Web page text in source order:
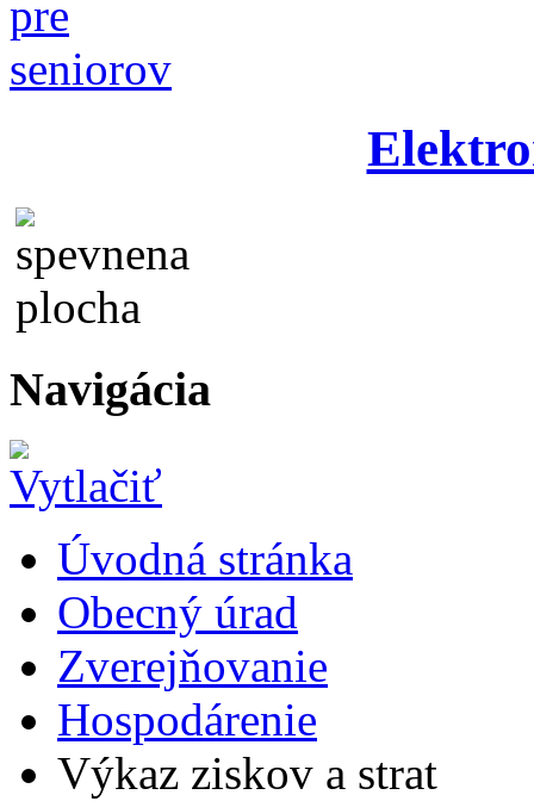
Navigácia
Úvodná stránka
Obecný úrad
Zverejňovanie
Hospodárenie
Výkaz ziskov a strat